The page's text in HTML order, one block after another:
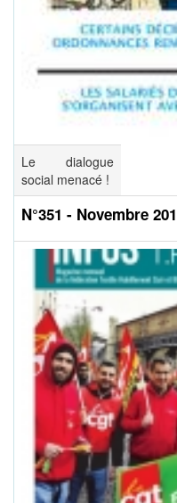
Le dialogue
social menacé !
N°351 - Novembre